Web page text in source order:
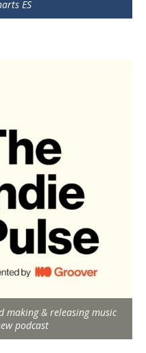
ES
making & releasing music
podcast